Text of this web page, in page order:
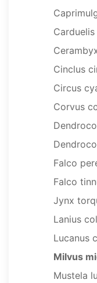
Cinclus
Circus
Corvus
Falco
Falco
Jynx
Lanius
Lucanus
Milvus
Mustela